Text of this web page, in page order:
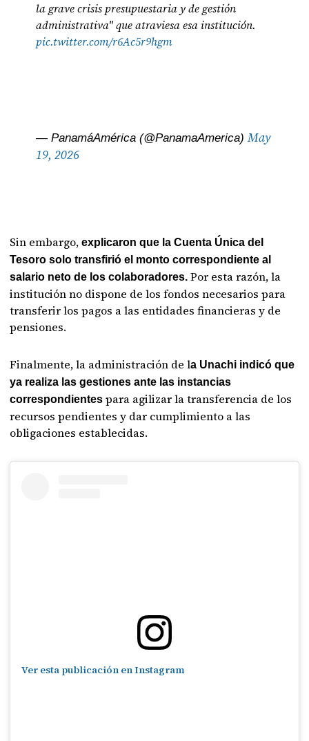
la grave crisis presupuestaria y de gestión
administrativa" que atraviesa esa institución.
pic.twitter.com/r6Ac5r9hgm
— PanamáAmérica (@PanamaAmerica)May
19, 2026
Sin embargo,explicaron que la Cuenta Única del
Tesoro solo transfirió el monto correspondiente al
salario neto de los colaboradores.Por esta razón, la
institución no dispone de los fondos necesarios para
transferir los pagos a las entidades financieras y de
pensiones.
Finalmente, la administración de la Unachi indicó que
ya realiza las gestiones ante las instancias
correspondientes para agilizar la transferencia de los
recursos pendientes y dar cumplimiento a las
obligaciones establecidas.
Ver esta publicación en Instagram